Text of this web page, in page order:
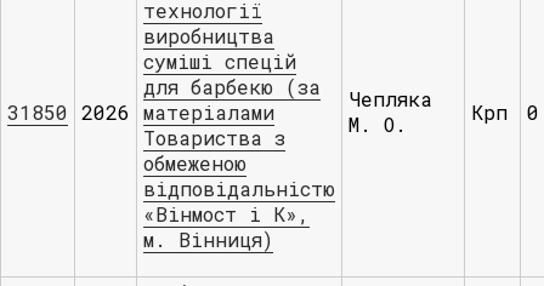
31850 2026
технології
виробництва
суміші спецій
для барбекю (за
матеріалами
Товариства з
обмеженою
відповідальністю
«Вінмост і К»,
м. Вінниця)
Чепляка
М. О.
Крп 0